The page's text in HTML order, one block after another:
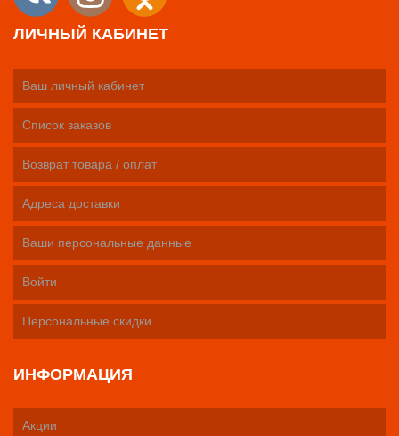
ЛИЧНЫЙ КАБИНЕТ
Ваш личный кабинет
Список заказов
Возврат товара / оплат
Адреса доставки
Ваши персональные данные
Войти
Персональные скидки
ИНФОРМАЦИЯ
Акции